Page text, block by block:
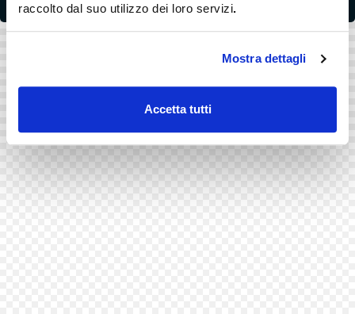
raccolto dal suo utilizzo dei loro servizi.
Mostra dettagli
Accetta tutti